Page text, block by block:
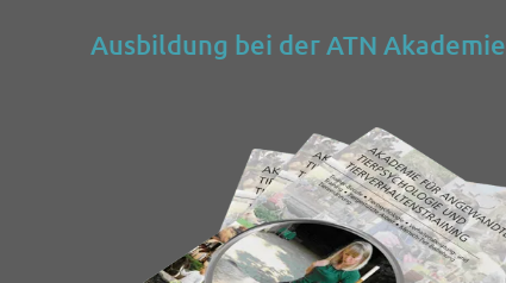
Ausbildung bei der ATN Akademie